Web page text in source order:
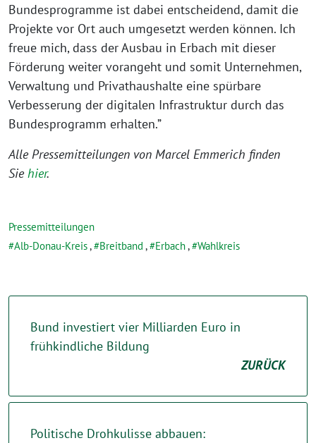
Bundesprogramme ist dabei entscheidend, damit die
Projekte vor Ort auch umgesetzt werden können. Ich
freue mich, dass der Ausbau in Erbach mit dieser
Förderung weiter vorangeht und somit Unternehmen,
Verwaltung und Privathaushalte eine spürbare
Verbesserung der digitalen Infrastruktur durch das
Bundesprogramm erhalten.”
Alle Pressemitteilungen von Marcel Emmerich finden
Siehier.
Pressemitteilungen
Alb-Donau-Kreis, Breitband , Erbach, Wahlkreis
Bund investiert vier Milliarden Euro in
frühkindliche Bildung
ZURÜCK
Politische Drohkulisse abbauen: